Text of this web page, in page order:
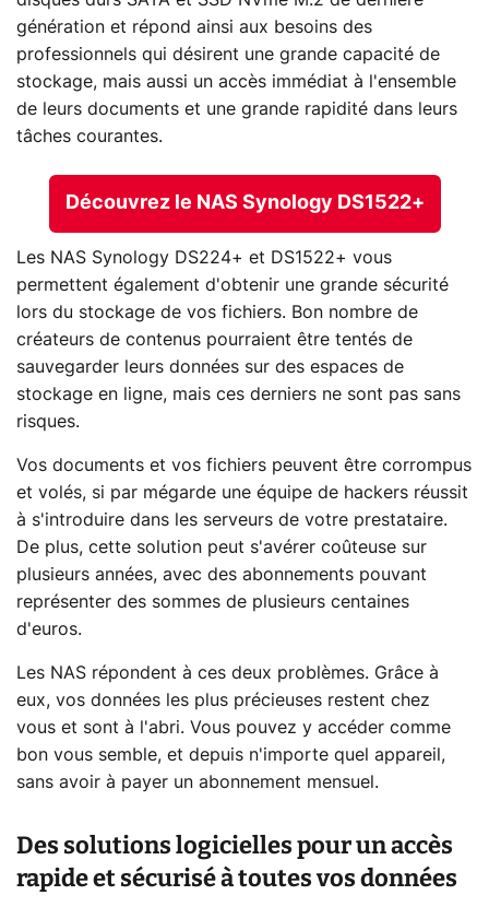
génération et répond ainsi aux besoins des
professionnels qui désirent une grande capacité de
stockage, mais aussi un accès immédiat à l'ensemble
de leurs documents et une grande rapidité dans leurs
tâches courantes.
Découvrez le NAS Synology DS1522+
Les NAS Synology DS224+ et DS1522+ vous
permettent également d'obtenir une grande sécurité
lors du stockage de vos fichiers. Bon nombre de
créateurs de contenus pourraient être tentés de
sauvegarder leurs données sur des espaces de
stockage en ligne, mais ces derniers ne sont pas sans
risques.
Vos documents et vos fichiers peuvent être corrompus
et volés, si par mégarde une équipe de hackers réussit
à s'introduire dans les serveurs de votre prestataire.
De plus, cette solution peut s'avérer coûteuse sur
plusieurs années, avec des abonnements pouvant
représenter des sommes de plusieurs centaines
d'euros.
Les NAS répondent à ces deux problèmes. Grâce à
eux, vos données les plus précieuses restent chez
vous et sont à l'abri. Vous pouvez y accéder comme
bon vous semble, et depuis n'importe quel appareil,
sans avoir à payer un abonnement mensuel.
Des solutions logicielles pour un accès
rapide et sécurisé à toutes vos données